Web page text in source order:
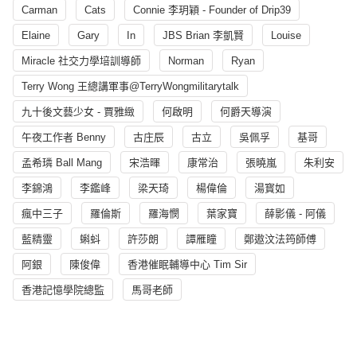
Carman Cats Connie 李玥穎 - Founder of Drip39
Elaine Gary In JBS Brian 李凱賢 Louise
Miracle 社交力學培訓導師 Norman Ryan
Terry Wong 王總講軍事@TerryWongmilitarytalk
九十後文藝少女 - 賈雅緻 何啟明 何爵天導演
午夜工作者 Benny 古庄辰 古立 吳佩孚 基哥
孟希璘 Ball Mang 宋浩暉 康常治 張曉嵐 朱利安
李錦鴻 李鑑峰 梁天琦 楊偉倫 湯寳如
瘋中三子 羅倫斯 羅海憫 葉家寶 薛影儀 - 阿儀
藍精靈 蝌蚪 許莎朗 譚雁瞳 鄭遨汶法筠師傅
阿銀 陳俊偉 香港催眠輔導中心 Tim Sir
香港記憶學院總監 馬哥老師